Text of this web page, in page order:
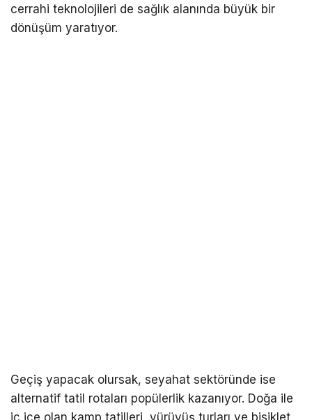
cerrahi teknolojileri de sağlık alanında büyük bir
dönüşüm yaratıyor.
Geçiş yapacak olursak, seyahat sektöründe ise
alternatif tatil rotaları popülerlik kazanıyor. Doğa ile
iç içe olan kamp tatilleri, yürüyüş turları ve bisiklet